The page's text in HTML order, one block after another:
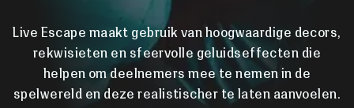
Live Escape maakt gebruik van hoogwaardige decors,
rekwisieten en sfeervolle geluidseffecten die
helpen om deelnemers mee te nemen in de
spelwereld en deze realistischer te laten aanvoelen.